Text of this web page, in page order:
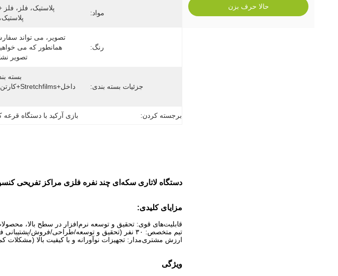
حالا حرف بزن
مواد:
پلاستیک، ABS، ماتل
رنگ:
تصویر
جزئیات بسته بندی:
برجسته کردن: بازی آرکید با دستگاه
دستگاه لاتاری سکه‌ای چند نفره فلزی مراکز تفریحی
مزایای کلیدی:
قابلیت‌های قوی: تحقیق و توسعه نرم‌افزار در سطح بالا،
تیم متخصص: ۳۰ نفر (تحقیق و توسعه/طراحی/فروش/پشتیبانی فنی)، نیمی با بیش از ۱۰ سال سابقه در این حوزه.
ارزش مشتری‌مدار: تجهیزات نوآورانه و با کیفیت بالا (مشکلات
ویژگی